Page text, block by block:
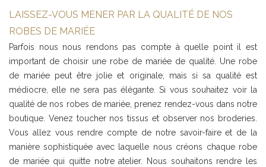
LAISSEZ-VOUS MENER PAR LA QUALITÉ DE NOS
ROBES DE MARIÉE
Parfois nous nous rendons pas compte à quelle point il est
important de choisir une robe de mariée de qualité. Une robe
de mariée peut être jolie et originale, mais si sa qualité est
médiocre, elle ne sera pas élégante. Si vous souhaitez voir la
qualité de nos robes de mariée, prenez rendez-vous dans notre
boutique. Venez toucher nos tissus et observer nos broderies.
Vous allez vous rendre compte de notre savoir-faire et de la
manière sophistiquée avec laquelle nous créons chaque robe
de mariée qui quitte notre atelier. Nous souhaitons rendre les